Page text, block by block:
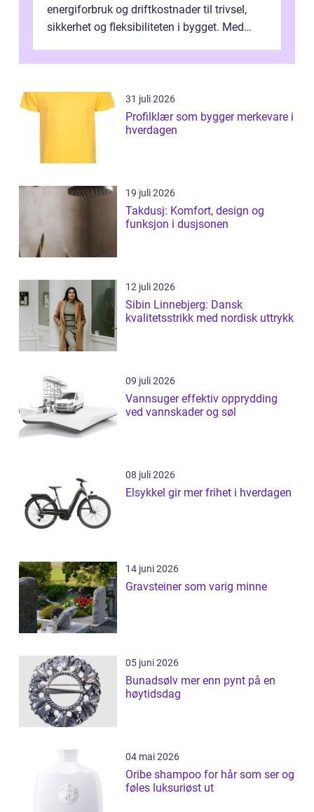
energiforbruk og driftkostnader til trivsel,
sikkerhet og fleksibiliteten i bygget. Med
31 juli 2026
Profilklær som bygger merkevare i
hverdagen
19 juli 2026
Takdusj: Komfort, design og
funksjon i dusjsonen
12 juli 2026
Sibin Linnebjerg: Dansk
kvalitetsstrikk med nordisk uttrykk
09 juli 2026
Vannsuger effektiv opprydding
ved vannskader og søl
08 juli 2026
Elsykkel gir mer frihet i hverdagen
14 juni 2026
Gravsteiner som varig minne
05 juni 2026
Bunadsølv mer enn pynt på en
høytidsdag
04 mai 2026
Oribe shampoo for hår som ser og
føles luksuriøst ut